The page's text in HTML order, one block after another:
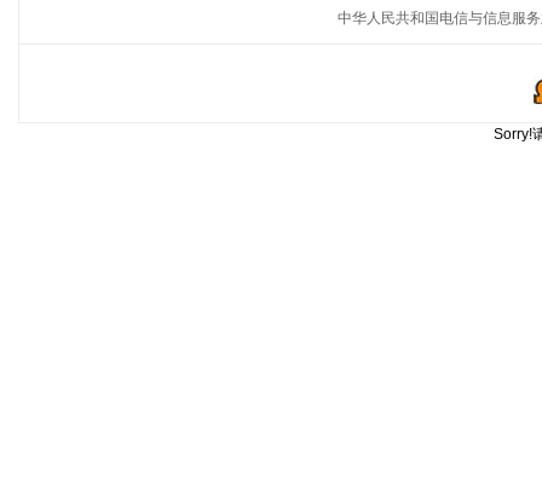
中华人民共和国电信与信息服
Sorry!